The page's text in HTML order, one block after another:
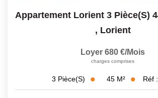
, Lorient
Loyer 680 €/mois
charges comprises
3 Pièce(s) 45 M² Réf :